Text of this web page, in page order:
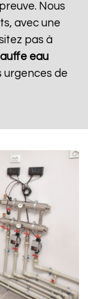
Nous
avec une
pas à
eau
de